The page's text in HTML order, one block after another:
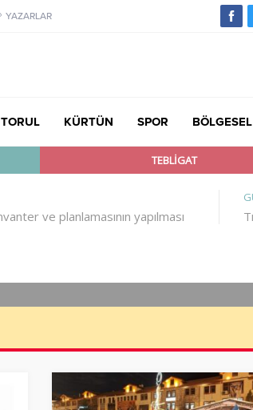
YAZARLAR
TORUL KÜRTÜN SPOR BÖLGESEL